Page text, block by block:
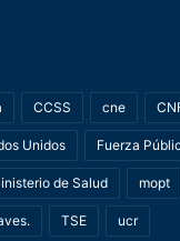
CCSS cne
Unidos Fuerza
de Salud mopt
TSE ucr